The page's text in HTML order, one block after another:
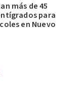
más de 45
para
en Nuevo